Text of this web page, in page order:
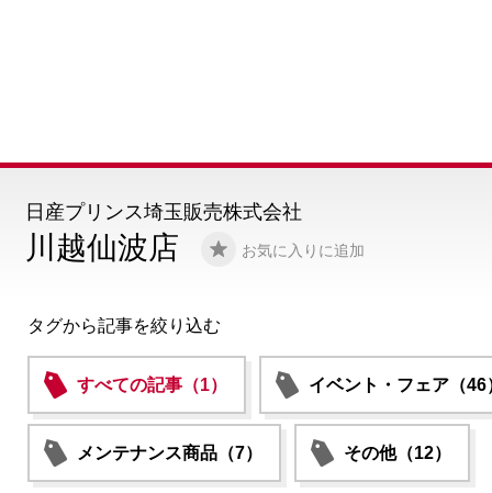
川越仙波店 お気に入りに追加
日産プリンス埼玉販売株式会社
タグから記事を絞り込む
すべての記事（1） イベント・フェア（46
メンテナンス商品（7） その他（12）